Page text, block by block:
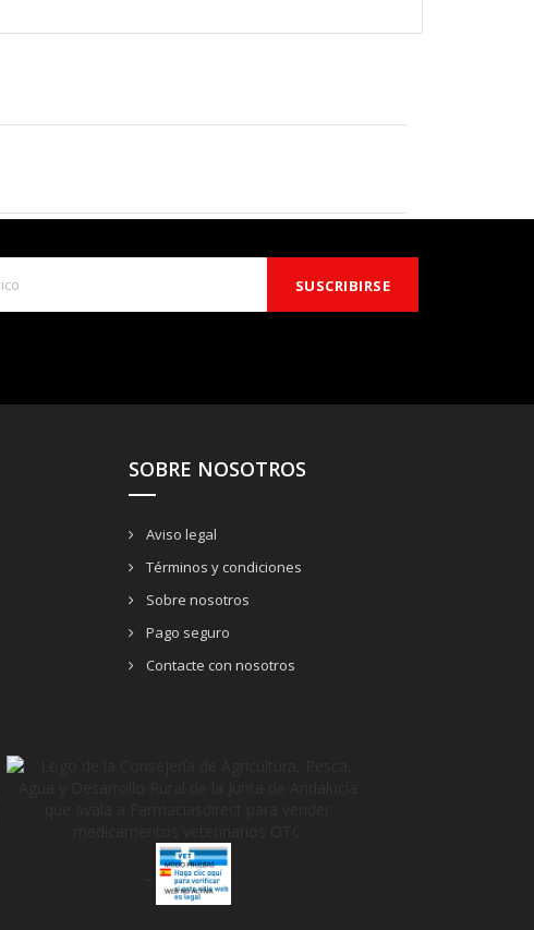
SOBRE NOSOTROS
Aviso legal
Términos y condiciones
Sobre nosotros
Pago seguro
Contacte con nosotros